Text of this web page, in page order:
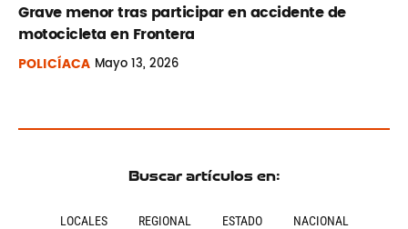
Grave menor tras participar en accidente de
motocicleta en Frontera
POLICÍACA Mayo13, 2026
Buscar artículos en:
LOCALES REGIONAL ESTADO NACIONAL